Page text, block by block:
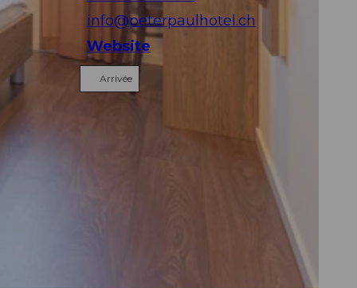
info@peterpaulhotel.ch
Website
Arrivée